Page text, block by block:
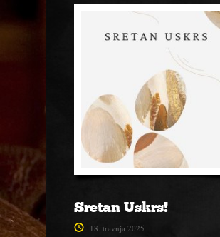
Sretan Uskrs!
18. travnja 2025